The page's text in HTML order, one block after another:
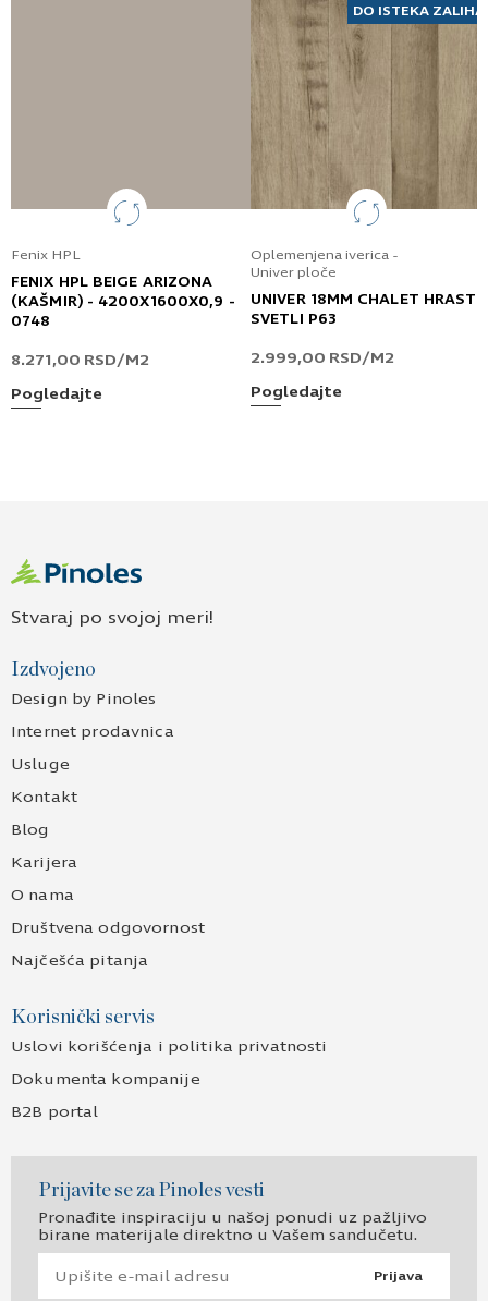
Fenix HPL
FENIX HPL BEIGE ARIZONA
(KAŠMIR) - 4200X1600X0,9 -
0748
8.271,00 RSD/M2
Pogledajte
DO ISTEKA ZALIHA
Oplemenjena iverica -
Univer ploče
UNIVER 18MM CHALET HRAST
SVETLI P63
2.999,00 RSD/M2
Pogledajte
Stvaraj po svojoj meri!
Izdvojeno
Design by Pinoles
Internet prodavnica
Usluge
Kontakt
Blog
Karijera
O nama
Društvena odgovornost
Najčešća pitanja
Korisnički servis
Uslovi korišćenja i politika privatnosti
Dokumenta kompanije
B2B portal
Prijavite se za Pinoles vesti
Pronađite inspiraciju u našoj ponudi uz pažljivo
birane materijale direktno u Vašem sandučetu.
Prijava